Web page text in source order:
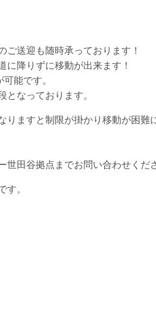
ご送迎も随時承っております！
に降りずに移動が出来ます！
能です。
なっております。
りますと制限が掛かり移動が困難
田谷拠点までお問い合わせくだ
す。